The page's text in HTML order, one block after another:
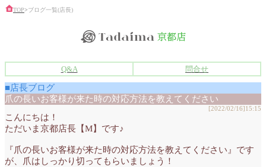
TOP>ブログ一覧(店長)
Q&A 問合せ
■店長ブログ
爪の長いお客様が来た時の対応方法を教えてください
[2022/02/16]15:15
こんにちは！
ただいま京都店長【M】です♪
『爪の長いお客様が来た時の対応方法を教えてください』です
が、爪はしっかり切ってもらいましょう！